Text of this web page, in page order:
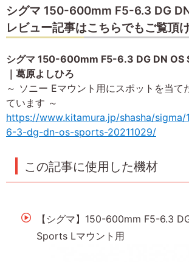
シグマ 150-600mm F5-6.3 DG
レビュー記事はこちらでもご覧頂
シグマ 150-600mm F5-6.3 DG DN OS
｜葛原よしひろ
～ ソニー Eマウント用にスポットを当て
ています ～
https://www.kitamura.jp/shasha/
6-3-dg-dn-os-sports-20211029/
この記事に使用した機材
【シグマ】150-600mm F5-6.3
Sports Lマウント用